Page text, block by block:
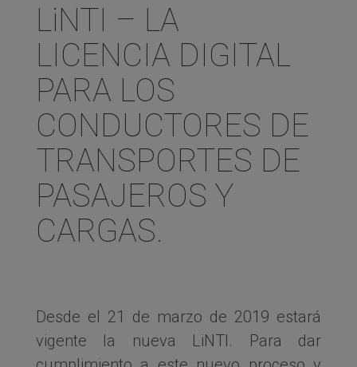
LiNTI – LA
LICENCIA DIGITAL
PARA LOS
CONDUCTORES DE
TRANSPORTES DE
PASAJEROS Y
CARGAS.
Desde el 21 de marzo de 2019 estará
vigente la nueva LiNTI. Para dar